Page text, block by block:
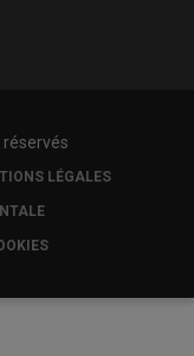
LÉGALES